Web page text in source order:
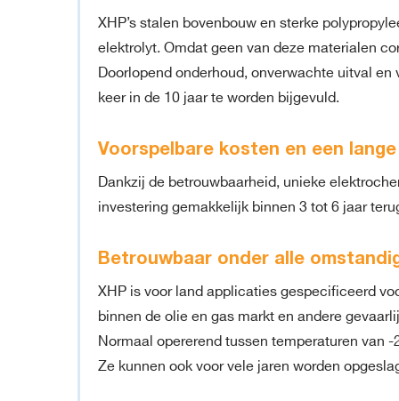
XHP’s stalen bovenbouw en sterke
elektrolyt. Omdat geen van deze materialen
Doorlopend onderhoud, onverwachte uitval
keer in de 10 jaar te worden bijgevuld.
Voorspelbare kosten en een
Dankzij de betrouwbaarheid, unieke
investering gemakkelijk binnen 3 tot 6 jaar
Betrouwbaar onder alle
XHP is voor land applicaties gespecificeerd
binnen de olie en gas markt en andere
Normaal opererend tussen temperaturen van -
Ze kunnen ook voor vele jaren worden